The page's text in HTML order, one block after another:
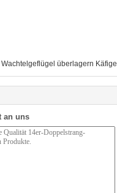
Wachtelgeflügel überlagern Käfige
an uns